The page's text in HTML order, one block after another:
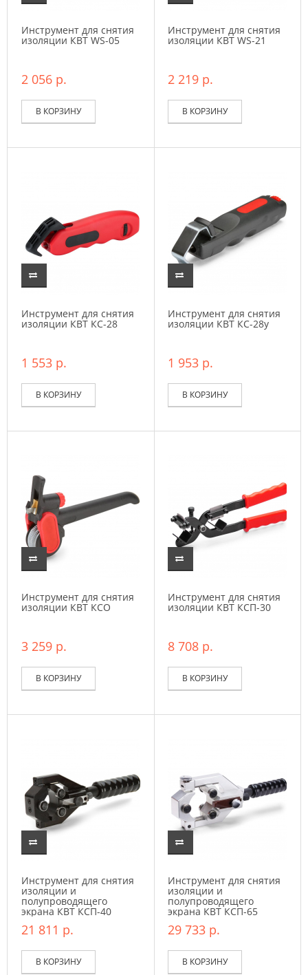
Инструмент для снятия
изоляции КВТ WS-05
2 056 р.
В КОРЗИНУ
Инструмент для снятия
изоляции КВТ WS-21
2 219 р.
В КОРЗИНУ
Инструмент для снятия
изоляции КВТ КС-28
1 553 р.
В КОРЗИНУ
Инструмент для снятия
изоляции КВТ КС-28у
1 953 р.
В КОРЗИНУ
Инструмент для снятия
изоляции КВТ КСО
3 259 р.
В КОРЗИНУ
Инструмент для снятия
изоляции КВТ КСП-30
8 708 р.
В КОРЗИНУ
Инструмент для снятия
изоляции и
полупроводящего
экрана КВТ КСП-40
21 811 р.
В КОРЗИНУ
Инструмент для снятия
изоляции и
полупроводящего
экрана КВТ КСП-65
29 733 р.
В КОРЗИНУ